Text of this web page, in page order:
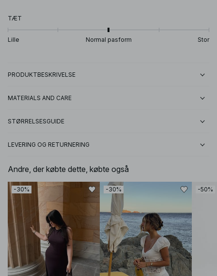
TÆT
Lille Normal pasform Stor
PRODUKTBESKRIVELSE
MATERIALS AND CARE
STØRRELSESGUIDE
LEVERING OG RETURNERING
Andre, der købte dette, købte også
-30% -30% -50%